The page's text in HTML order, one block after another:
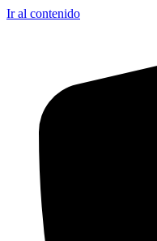
Ir al contenido